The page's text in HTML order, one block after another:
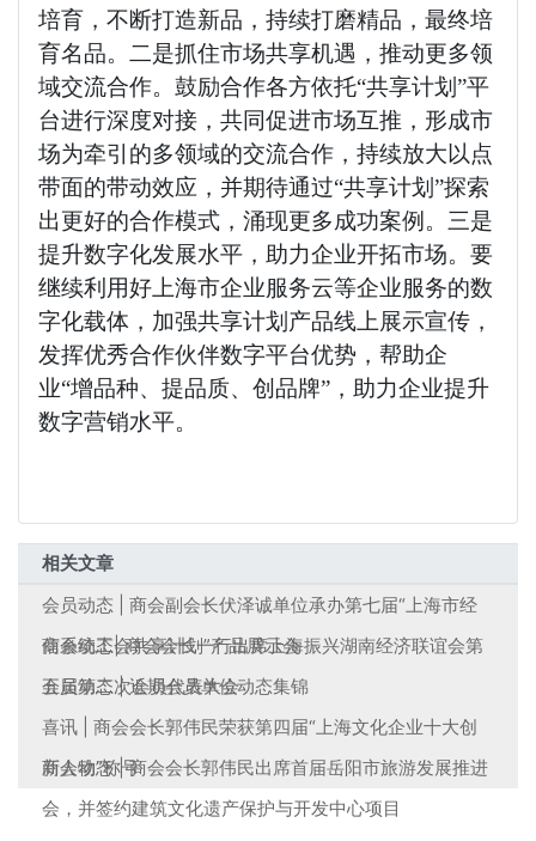
培育，不断打造新品，持续打磨精品，最终培
育名品。二是抓住市场共享机遇，推动更多领
域交流合作。鼓励合作各方依托“共享计划”平
台进行深度对接，共同促进市场互推，形成市
场为牵引的多领域的交流合作，持续放大以点
带面的带动效应，并期待通过“共享计划”探索
出更好的合作模式，涌现更多成功案例。三是
提升数字化发展水平，助力企业开拓市场。要
继续利用好上海市企业服务云等企业服务的数
字化载体，加强共享计划产品线上展示宣传，
发挥优秀合作伙伴数字平台优势，帮助企
业“增品种、提品质、创品牌”，助力企业提升
数字营销水平。
相关文章
会员动态 | 商会副会长伏泽诚单位承办第七届“上海市经
信系统工会共享计划”产品展示会
商会动态| 商会会长一行出席上海振兴湖南经济联谊会第
五届第二次会员代表大会
会员动态 | 近期会员单位动态集锦
喜讯 | 商会会长郭伟民荣获第四届“上海文化企业十大创
新人物”称号
商会动态 | 商会会长郭伟民出席首届岳阳市旅游发展推进
会，并签约建筑文化遗产保护与开发中心项目